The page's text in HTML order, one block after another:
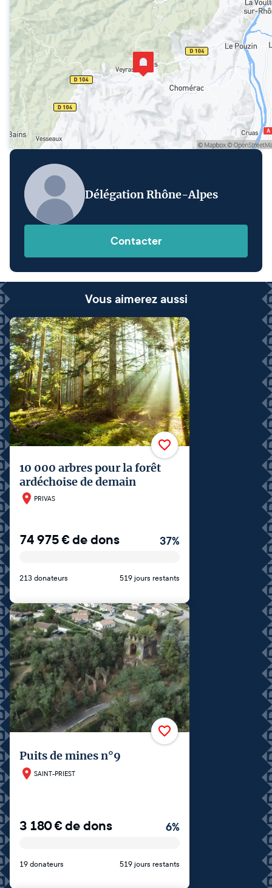
Délégation Rhône-Alpes
Contacter
Vous aimerez aussi
10 000 arbres pour la forêt
ardéchoise de demain
PRIVAS
74 975€de dons 37%
213 donateurs 519 jours restants
Puits de mines n°9
SAINT-PRIEST
3 180€de dons 6%
19 donateurs 519 jours restants